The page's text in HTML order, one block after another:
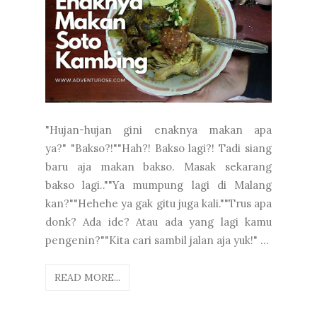
"Hujan-hujan gini enaknya makan apa
ya?" "Bakso?!""Hah?! Bakso lagi?! Tadi siang
baru aja makan bakso. Masak sekarang
bakso lagi..""Ya mumpung lagi di Malang
kan?""Hehehe ya gak gitu juga kali.""Trus apa
donk? Ada ide? Atau ada yang lagi kamu
pengenin?""Kita cari sambil jalan aja yuk!" ...
READ MORE...